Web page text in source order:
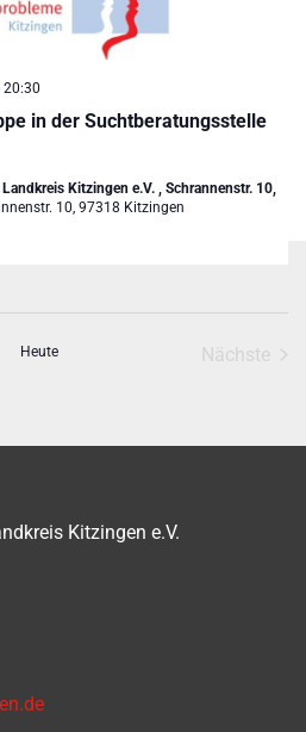
in der Suchtberatungsstelle
20:30
Kitzingen e.V. , Schrannenstr. 10,
10, 97318 Kitzingen
Heute Nächste
Kitzingen e.V.